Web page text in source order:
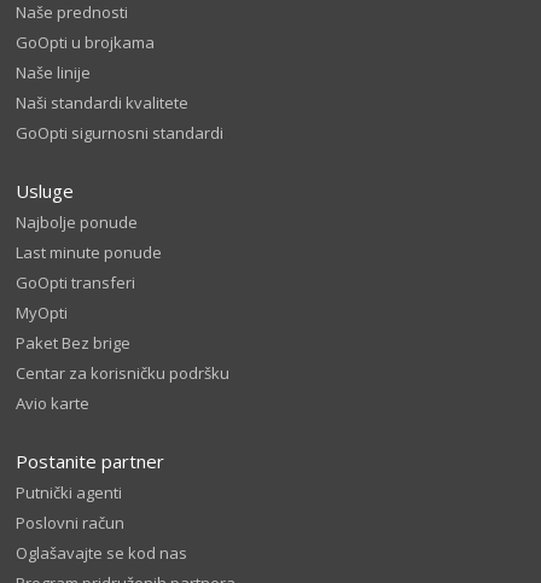
Naše prednosti
GoOpti u brojkama
Naše linije
Naši standardi kvalitete
GoOpti sigurnosni standardi
Usluge
Najbolje ponude
Last minute ponude
GoOpti transferi
MyOpti
Paket Bez brige
Centar za korisničku podršku
Avio karte
Postanite partner
Putnički agenti
Poslovni račun
Oglašavajte se kod nas